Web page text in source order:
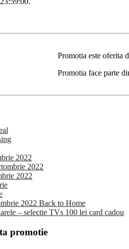
Promotia este oferita
Promotia face parte
2022
2022
2022
2022 Back to Home
– selectie TVs 100 lei card cadou
promotie